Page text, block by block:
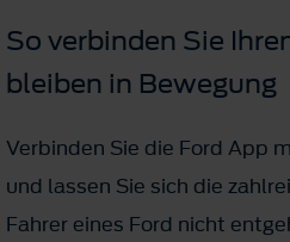
So verbinden Sie
bleiben in Bewegung
Verbinden Sie die Ford App
und lassen Sie sich die
Fahrer eines Ford nicht